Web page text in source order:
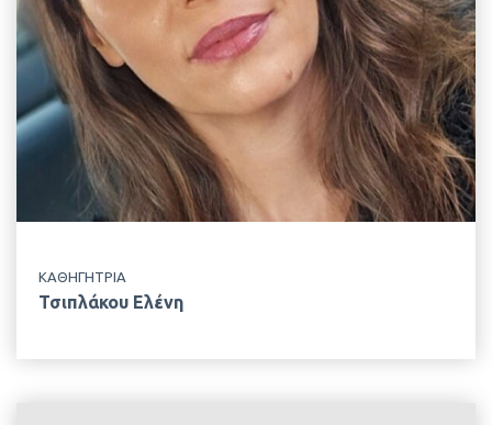
ΚΑΘΗΓΗΤΡΙΑ
Τσιπλάκου Ελένη
ΤΟΠΟΘΕΣΙΑ
Dimakopoulos Hall, 1st Floor
ΕΡΓΑΣΤΗΡΙΟ
Nutritional Physiology & Feeding